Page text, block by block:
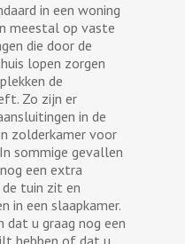
in een woning
meestal op vaste
die door de
lopen zorgen
de
Zo zijn er
in de
zolderkamer voor
sommige gevallen
een extra
tuin zit en
in een slaapkamer.
dat u graag nog een
hebben of dat u